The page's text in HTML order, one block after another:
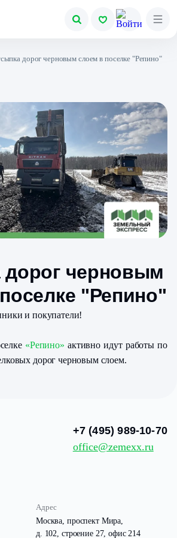
дорог черновым слоем в поселке "Репино"
дорог черновым
"Репино"
и покупатели!
«Репино» активно идут работы по
дорог черновым слоем.
Адрес
Москва, проспект Мира,
д. 102, строение 27, офис 214
+7 (495) 989-10-70
office@zemexx.ru